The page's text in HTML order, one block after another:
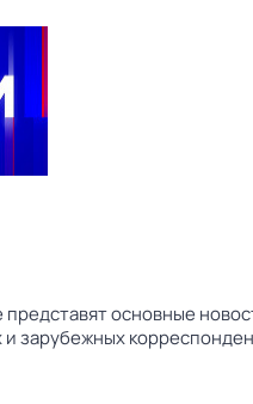
основные
зарубежных